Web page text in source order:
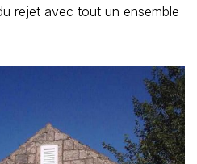
rejet avec tout un ensemble